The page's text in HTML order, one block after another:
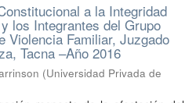
a la Integridad
los Integrantes del Grupo
Violencia Familiar, Juzgado
Tacna –Año 2016
(Universidad Privada de